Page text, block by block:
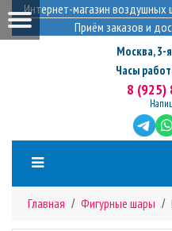
Интернет-магазин воздушных
Приём заказов и
Москва,3-
Часы
8 (925)
Главная Фигурные шары